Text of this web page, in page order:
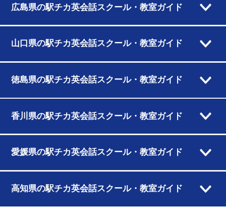
広島県の駅チカ英会話スクール・教室ガイド
山口県の駅チカ英会話スクール・教室ガイド
徳島県の駅チカ英会話スクール・教室ガイド
香川県の駅チカ英会話スクール・教室ガイド
愛媛県の駅チカ英会話スクール・教室ガイド
高知県の駅チカ英会話スクール・教室ガイド